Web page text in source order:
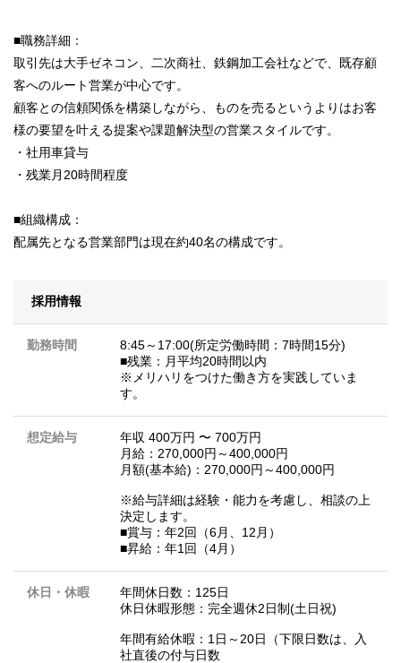
■職務詳細：
取引先は大手ゼネコン、二次商社、鉄鋼加工会社などで、既存顧
客へのルート営業が中心です。
顧客との信頼関係を構築しながら、ものを売るというよりはお客
様の要望を叶える提案や課題解決型の営業スタイルです。
・社用車貸与
・残業月20時間程度
■組織構成：
配属先となる営業部門は現在約40名の構成です。
採用情報
勤務時間
8:45～17:00(所定労働時間：7時間15分)
■残業：月平均20時間以内
※メリハリをつけた働き方を実践していま
す。
想定給与
年収 400万円 〜 700万円
月給：270,000円～400,000円
月額(基本給)：270,000円～400,000円
※給与詳細は経験・能力を考慮し、相談の上
決定します。
■賞与：年2回（6月、12月）
■昇給：年1回（4月）
休日・休暇
年間休日数：125日
休日休暇形態：完全週休2日制(土日祝)
年間有給休暇：1日～20日（下限日数は、入
社直後の付与日数